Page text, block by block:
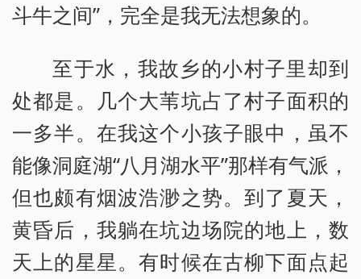
斗牛之间”，完全是我无法想象的。
至于水，我故乡的小村子里却到
处都是。几个大苇坑占了村子面积的
一多半。在我这个小孩子眼中，虽不
能像洞庭湖“八月湖水平”那样有气派，
但也颇有烟波浩渺之势。到了夏天，
黄昏后，我躺在坑边场院的地上，数
天上的星星。有时候在古柳下面点起